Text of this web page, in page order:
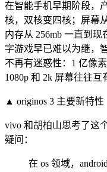
在智能手机早期阶段，
核，双核变四核；屏幕从
内存从 256mb 一直到现
字游戏早已难以为继，
不再有迷惑性：1 亿像
1080p 和 2k 屏幕往往互
▲ originos 3 主要新特性
vivo 和胡柏山思考了这
疑问：
在 os 领域，